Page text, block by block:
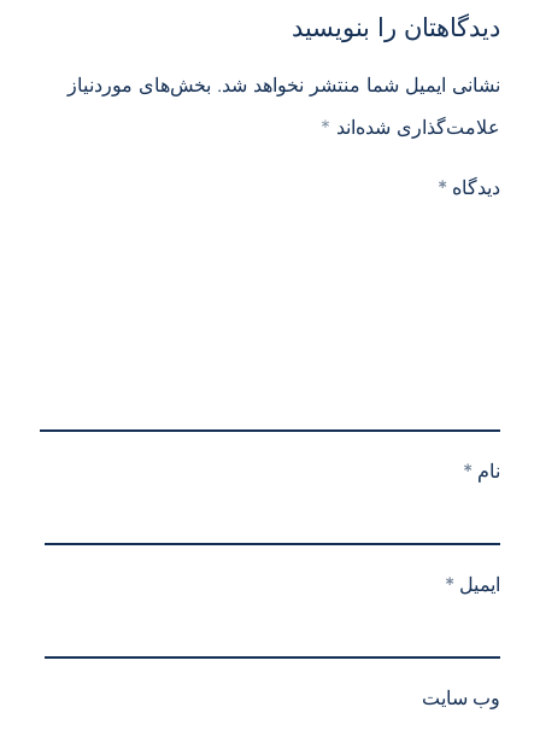
دیدگاهتان را بنویسید
نشانی ایمیل شما منتشر نخواهد شد. بخش‌های موردنیاز
علامت‌گذاری شده‌اند *
دیدگاه *
نام *
ایمیل *
وب‌ سایت